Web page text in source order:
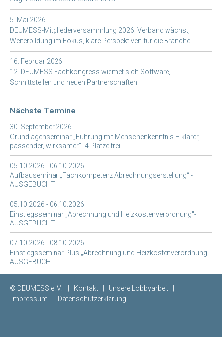
5. Mai 2026
DEUMESS-Mitgliederversammlung 2026: Verband wächst,
Weiterbildung im Fokus, klare Perspektiven für die Branche
16. Februar 2026
12. DEUMESS Fachkongress widmet sich Software,
Schnittstellen und neuen Partnerschaften
Nächste Termine
30. September 2026
Grundlagenseminar „Führung mit Menschenkenntnis – klarer,
passender, wirksamer"- 4 Plätze frei!
05.10.2026 - 06.10.2026
Aufbauseminar „Fachkompetenz Abrechnungserstellung“ -
AUSGEBUCHT!
05.10.2026 - 06.10.2026
Einstiegsseminar „Abrechnung und Heizkostenverordnung"-
AUSGEBUCHT!
07.10.2026 - 08.10.2026
Einstiegsseminar Plus „Abrechnung und Heizkostenverordnung"-
AUSGEBUCHT!
© DEUMESS e. V. | Kontakt Unsere Lobbyarbeit
Impressum
Datenschutzerklärung